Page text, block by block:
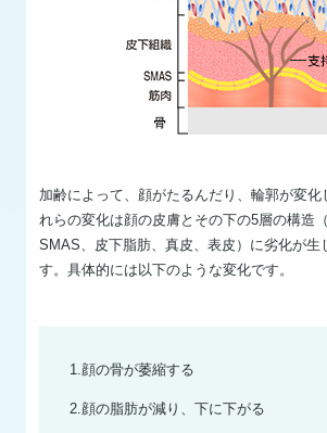
加齢によって、顔がたるんだり、輪郭が変化
れらの変化は顔の皮膚とその下の5層の構造
SMAS、皮下脂肪、真皮、表皮）に劣化が生
す。具体的には以下のような変化です。
1.顔の骨が萎縮する
2.顔の脂肪が減り、下に下がる